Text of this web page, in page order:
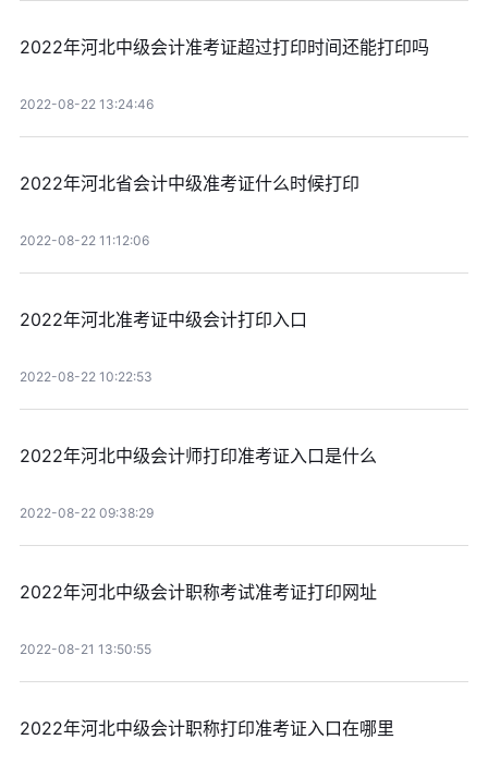
2022年河北中级会计准考证超过打印时间还能打印吗
2022-08-22 13:24:46
2022年河北省会计中级准考证什么时候打印
2022-08-22 11:12:06
2022年河北准考证中级会计打印入口
2022-08-22 10:22:53
2022年河北中级会计师打印准考证入口是什么
2022-08-22 09:38:29
2022年河北中级会计职称考试准考证打印网址
2022-08-21 13:50:55
2022年河北中级会计职称打印准考证入口在哪里